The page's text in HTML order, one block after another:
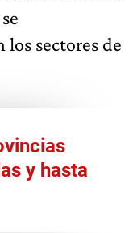
sectores de
y hasta